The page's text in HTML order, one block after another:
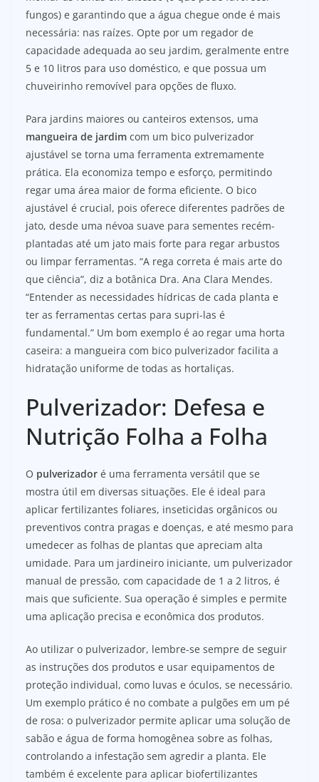
fungos) e garantindo que a água chegue onde é mais
necessária: nas raízes. Opte por um regador de
capacidade adequada ao seu jardim, geralmente entre
5 e 10 litros para uso doméstico, e que possua um
chuveirinho removível para opções de fluxo.
Para jardins maiores ou canteiros extensos, uma
mangueira de jardim com um bico pulverizador
ajustável se torna uma ferramenta extremamente
prática. Ela economiza tempo e esforço, permitindo
regar uma área maior de forma eficiente. O bico
ajustável é crucial, pois oferece diferentes padrões de
jato, desde uma névoa suave para sementes recém-
plantadas até um jato mais forte para regar arbustos
ou limpar ferramentas. “A rega correta é mais arte do
que ciência”, diz a botânica Dra. Ana Clara Mendes.
“Entender as necessidades hídricas de cada planta e
ter as ferramentas certas para supri-las é
fundamental.” Um bom exemplo é ao regar uma horta
caseira: a mangueira com bico pulverizador facilita a
hidratação uniforme de todas as hortaliças.
Pulverizador: Defesa e
Nutrição Folha a Folha
O pulverizador é uma ferramenta versátil que se
mostra útil em diversas situações. Ele é ideal para
aplicar fertilizantes foliares, inseticidas orgânicos ou
preventivos contra pragas e doenças, e até mesmo para
umedecer as folhas de plantas que apreciam alta
umidade. Para um jardineiro iniciante, um pulverizador
manual de pressão, com capacidade de 1 a 2 litros, é
mais que suficiente. Sua operação é simples e permite
uma aplicação precisa e econômica dos produtos.
Ao utilizar o pulverizador, lembre-se sempre de seguir
as instruções dos produtos e usar equipamentos de
proteção individual, como luvas e óculos, se necessário.
Um exemplo prático é no combate a pulgões em um pé
de rosa: o pulverizador permite aplicar uma solução de
sabão e água de forma homogênea sobre as folhas,
controlando a infestação sem agredir a planta. Ele
também é excelente para aplicar biofertilizantes